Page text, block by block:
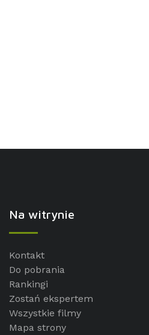
Na witrynie
Kontakt
Do pobrania
Rankingi
Zostań ekspertem
Wszystkie filmy
Mapa strony